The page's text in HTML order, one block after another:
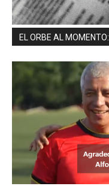
EL ORBE AL MOMENTO: